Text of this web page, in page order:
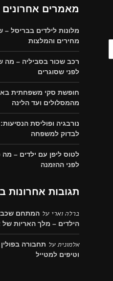
מאמרים אחרונים
מלונות לילדים בבריסל –
מחירים והמלצות
רכב שכור בסביליה – מה
לפני שסוגרים
חופשת סקי משפחתית
מהמסלולים ועד הלינה
נורבגיה ופוליסת
לבדוק למשפחה
לטוס ליפן עם ילדים –
לפני ההזמנה
תגובות אחרונות
ברלה וארי על המתחם
הילדים – מלך האריות של
אלמוניתעל תחבורה
וטיפים למטייל